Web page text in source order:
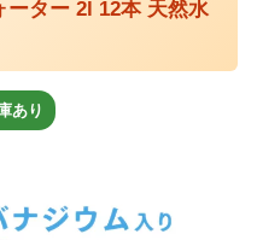
ーター 2l 12本 天然水
あり